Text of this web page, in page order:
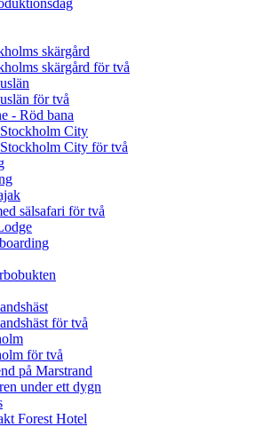
skärgård
skärgård för två
för två
- Röd bana
City
City för två
sälsafari för två
för två
för två
på Marstrand
under ett dygn
Forest Hotel